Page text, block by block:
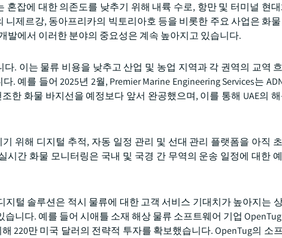
혼잡에 대한 의존도를 낮추기 위해 내륙 수로, 항만 및 터미널 현
제르강, 동아프리카의 빅토리아호 등을 비롯한 주요 사업은 화
발에서 이러한 분야의 중요성은 계속 높아지고 있습니다.
. 이는 물류 비용을 낮추고 산업 및 농업 지역과 각 권역의 교역
예를 들어 2025년 2월, Premier Marine Engineering Services는
한 화물 바지선을 예정보다 앞서 완공했으며, 이를 통해 UAE의
위해 디지털 추적, 자동 일정 관리 및 선대 관리 플랫폼을 아직
간 화물 모니터링은 국내 및 국경 간 무역의 운송 일정에 대한
털 솔루션은 적시 물류에 대한 고객 서비스 기대치가 높아지는
니다. 예를 들어 시애틀 소재 해상 물류 소프트웨어 기업
220만 미국 달러의 전략적 투자를 확보했습니다. OpenTug의 소